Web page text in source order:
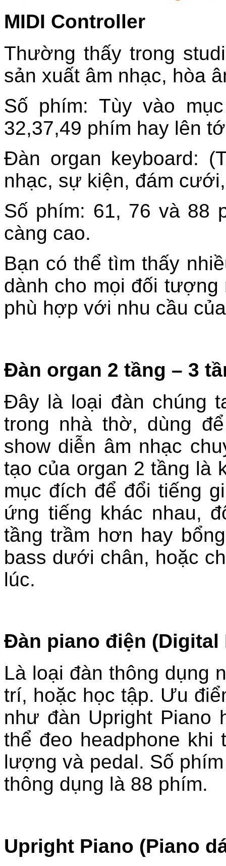
MIDI Controller
Thường thấy trong
sản xuất âm nhạc, hòa
Số phím: Tùy vào
32,37,49 phím hay lên
Đàn organ keyboard:
nhạc, sự kiện, đám
Số phím: 61, 76 và 88
càng cao.
Bạn có thể tìm thấy
dành cho mọi đối
phù hợp với nhu cầu
Đàn organ 2 tầng – 3
Đây là loại đàn chúng
trong nhà thờ, dùng
show diễn âm nhạc
tạo của organ 2 tầng là
mục đích để đổi tiếng
ứng tiếng khác nhau,
tầng trầm hơn hay
bass dưới chân, hoặc
lúc.
Đàn piano điện (Digital
Là loại đàn thông dụng
trí, hoặc học tập. Ưu
như đàn Upright Piano
thể đeo headphone khi
lượng và pedal. Số
thông dụng là 88 phím.
Upright Piano (Piano